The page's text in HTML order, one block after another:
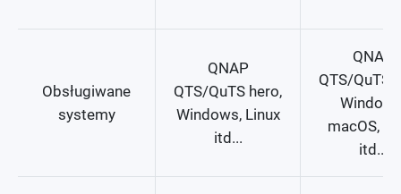
Obsługiwane
systemy
QNAP
QTS/QuTS hero,
Windows, Linux
itd...
QNAP
QTS/QuTS
macOS,
itd...